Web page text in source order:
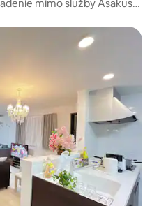
mimo služby Asakusa